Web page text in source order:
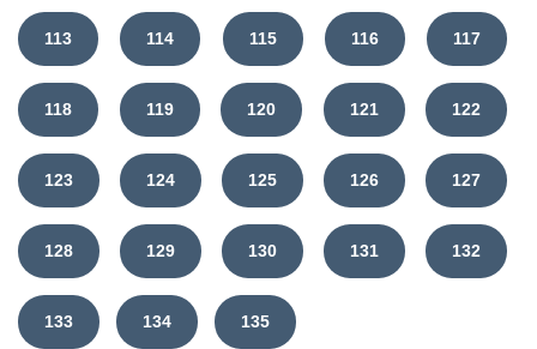
113 114 115 116 117
118 119 120 121 122
123 124 125 126 127
128 129 130 131 132
133 134 135